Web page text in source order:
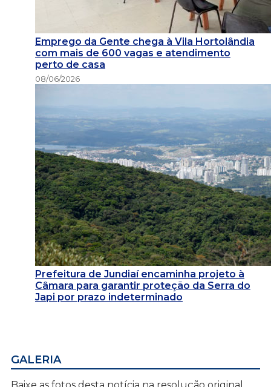
Emprego da Gente chega à Vila Hortolândia
com mais de 600 vagas e atendimento
perto de casa
08/06/2026
Prefeitura de Jundiaí encaminha projeto à
Câmara para garantir proteção da Serra do
Japi por prazo indeterminado
GALERIA